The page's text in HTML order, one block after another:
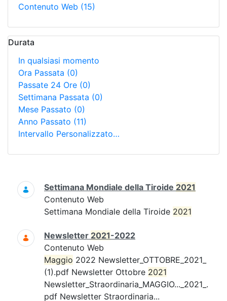
Contenuto Web (15)
Durata
In qualsiasi momento
Ora Passata (0)
Passate 24 Ore (0)
Settimana Passata (0)
Mese Passato (0)
Anno Passato (11)
Intervallo Personalizzato…
Ricerca
Settimana Mondiale della Tiroide 2021
Contenuto Web
Settimana Mondiale della Tiroide 2021
Newsletter 2021-2022
Contenuto Web
Maggio 2022 Newsletter_OTTOBRE_2021_
(1).pdf Newsletter Ottobre 2021
Newsletter_Straordinaria_MAGGIO..._2021_.
pdf Newsletter Straordinaria...